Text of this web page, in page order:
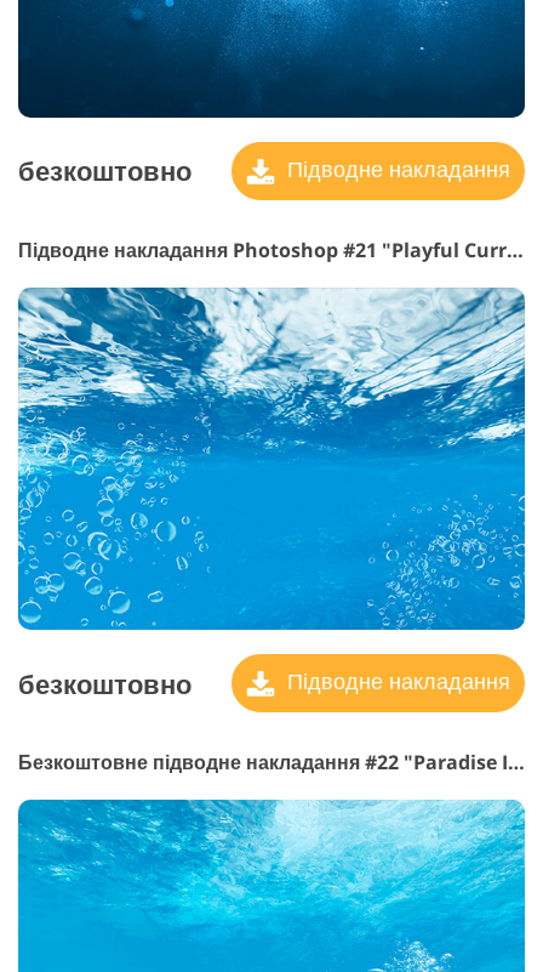
безкоштовно Підводне накладання
Підводне накладання Photoshop #21 "Playful Currents"
безкоштовно Підводне накладання
Безкоштовне підводне накладання #22 "Paradise Islands"